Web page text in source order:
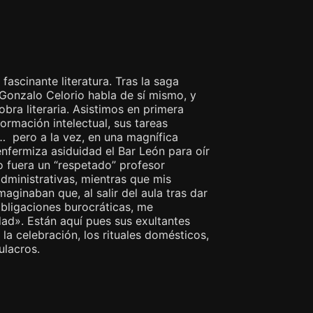
literatura. Tras la saga
Celorio habla de sí mismo, y
literaria. Asistimos en primera
intelectual, sus tareas
pero a la vez, en una magnífica
asiduidad el Bar León para oír
un “respetado” profesor
mientras que mis
que, al salir del aula tras dar
burocráticas, me
Están aquí pues sus exultantes
celebración, los rituales domésticos,